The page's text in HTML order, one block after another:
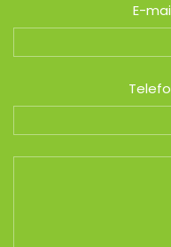
E-